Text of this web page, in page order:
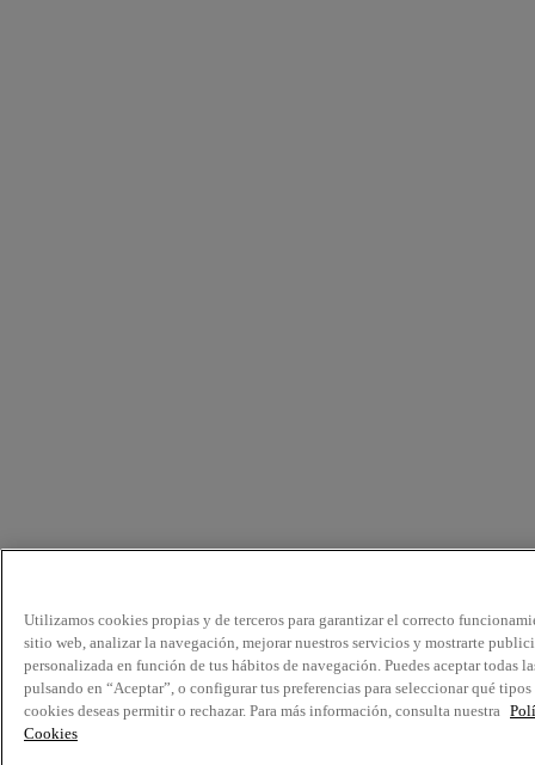
Utilizamos cookies propias y de terceros para garantizar el correcto
sitio web, analizar la navegación, mejorar nuestros servicios y mostrarte
personalizada en función de tus hábitos de navegación. Puedes aceptar todas
pulsando en “Aceptar”, o configurar tus preferencias para seleccionar qué tipos
cookies deseas permitir o rechazar. Para más información, consulta nuestra
Cookies